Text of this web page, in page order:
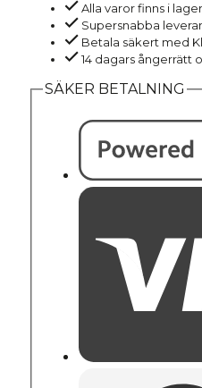
melerad
mängd
Alla varor finns i
Supersnabba
Betala säkert med
14 dagars ångerrätt
SÄKER BETALNING